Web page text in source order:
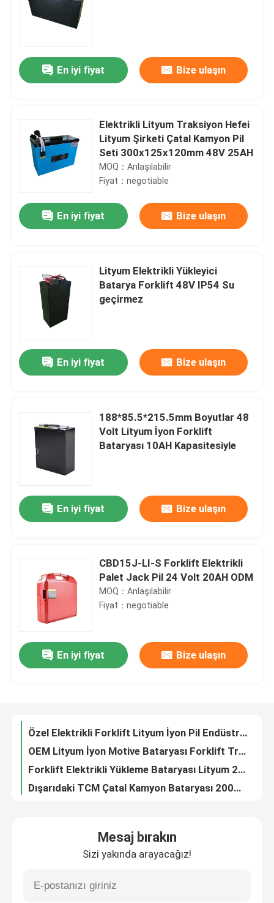
Ürünler
Hakkımızda
Fabrika turu
48 Volt Lityum İyon Forklift Pil
En iyi fiyat Bize ulaşın
Elektrikli Lityum Traksiyon Hefei
Lityum Şirketi Çatal Kamyon Pil
Seti 300x125x120mm 48V 25AH
MOQ：Anlaşılabilir
Fiyat：negotiable
En iyi fiyat Bize ulaşın
Lityum Elektrikli Yükleyici
Batarya Forklift 48V IP54 Su
geçirmez
En iyi fiyat Bize ulaşın
188*85.5*215.5mm Boyutlar 48
Volt Lityum İyon Forklift
Bataryası 10AH Kapasitesiyle
En iyi fiyat Bize ulaşın
CBD15J-LI-S Forklift Elektrikli
Palet Jack Pil 24 Volt 20AH ODM
MOQ：Anlaşılabilir
Fiyat：negotiable
En iyi fiyat Bize ulaşın
Dışarıdaki TCM Çatal Kamyon Bataryası 200Ah Derin Döngü OEM
IP54 Caterpillar Elektrikli Çatal Pil Yeni
Mesaj bırakın
Sizi yakında arayacağız!